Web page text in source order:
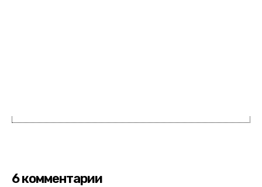
6 комментарии